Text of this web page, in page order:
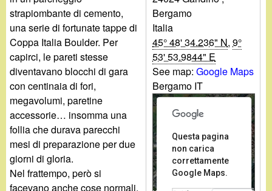
i
n
o
.
i
t
a
strapiombante di cemento,
una serie di fortunate tappe di
Coppa Italia Boulder. Per
capirci, le pareti stesse
diventavano blocchi di gara
con centinaia di fori,
megavolumi, paretine
accessorie… insomma una
follia che durava parecchi
mesi di preparazione per due
giorni di gloria.
Nel frattempo, però si
facevano anche cose normali,
Bergamo
Italia
45° 48' 34.236" N,9°
53' 53.9844" E
See map:Google Maps
Bergamo IT
For development purposes only
Questa pagina
non carica
correttamente
Google Maps.